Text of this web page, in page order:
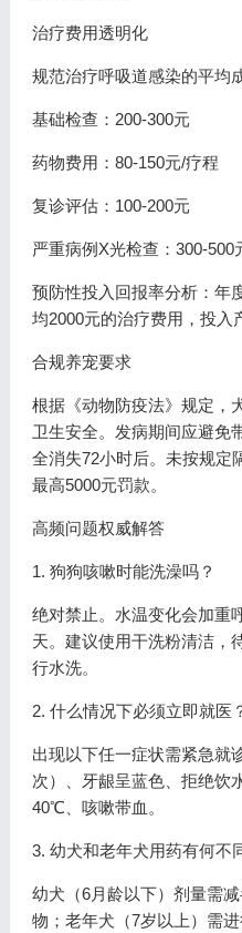
治疗费用透明化
规范治疗呼吸道感染的平均
基础检查：200-300元
药物费用：80-150元/疗程
复诊评估：100-200元
严重病例X光检查：300-500
预防性投入回报率分析：年
均2000元的治疗费用，投入
合规养宠要求
根据《动物防疫法》规定，
卫生安全。发病期间应避免
全消失72小时后。未按规定
最高5000元罚款。
高频问题权威解答
1. 狗狗咳嗽时能洗澡吗？
绝对禁止。水温变化会加重
天。建议使用干洗粉清洁，
行水洗。
2. 什么情况下必须立即就医
出现以下任一症状需紧急就
次）、牙龈呈蓝色、拒绝饮
40℃、咳嗽带血。
3. 幼犬和老年犬用药有何不
幼犬（6月龄以下）剂量需
物；老年犬（7岁以上）需